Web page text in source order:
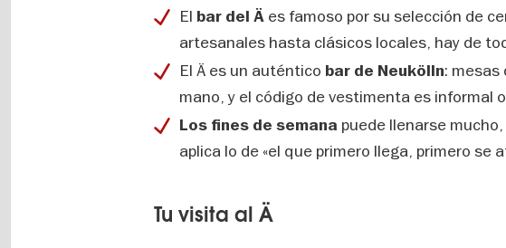
El bar del Ä es famoso por su selección de
artesanales hasta clásicos locales, hay de
El Ä es un auténtico bar de Neukölln: mesas
mano, y el código de vestimenta es informal
Los fines de semana puede llenarse
aplica lo de «el que primero llega, primero se
Tu visita al Ä